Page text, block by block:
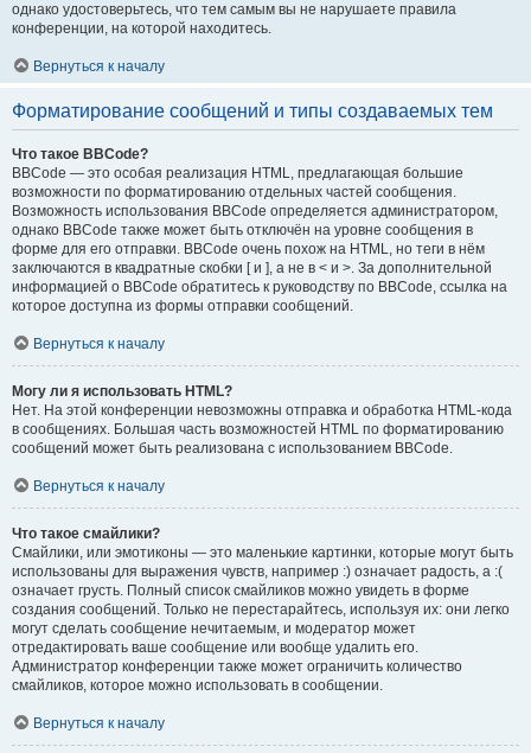
однако удостоверьтесь, что тем самым вы не нарушаете правила
конференции, на которой находитесь.
Вернуться к началу
Форматирование сообщений и типы создаваемых тем
Что такое BBCode?
BBCode — это особая реализация HTML, предлагающая большие
возможности по форматированию отдельных частей сообщения.
Возможность использования BBCode определяется администратором,
однако BBCode также может быть отключён на уровне сообщения в
форме для его отправки. BBCode очень похож на HTML, но теги в нём
заключаются в квадратные скобки [ и ], а не в < и >. За дополнительной
информацией о BBCode обратитесь к руководству по BBCode, ссылка на
которое доступна из формы отправки сообщений.
Вернуться к началу
Могу ли я использовать HTML?
Нет. На этой конференции невозможны отправка и обработка HTML-кода
в сообщениях. Большая часть возможностей HTML по форматированию
сообщений может быть реализована с использованием BBCode.
Вернуться к началу
Что такое смайлики?
Смайлики, или эмотиконы — это маленькие картинки, которые могут быть
использованы для выражения чувств, например :) означает радость, а :(
означает грусть. Полный список смайликов можно увидеть в форме
создания сообщений. Только не перестарайтесь, используя их: они легко
могут сделать сообщение нечитаемым, и модератор может
отредактировать ваше сообщение или вообще удалить его.
Администратор конференции также может ограничить количество
смайликов, которое можно использовать в сообщении.
Вернуться к началу